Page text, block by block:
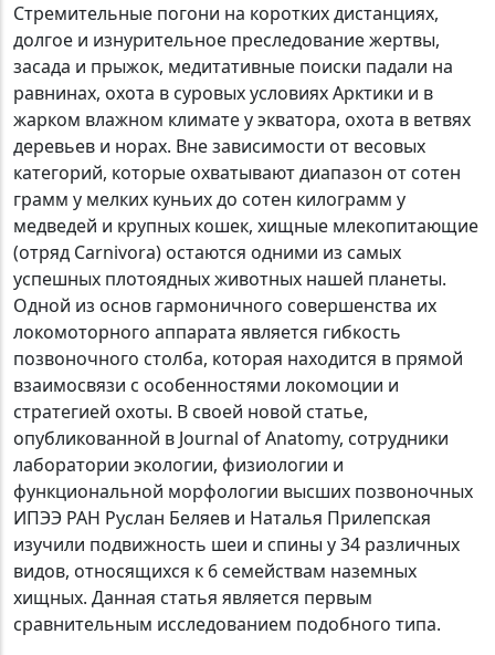
Стремительные погони на коротких дистанциях,
долгое и изнурительное преследование жертвы,
засада и прыжок, медитативные поиски падали на
равнинах, охота в суровых условиях Арктики и в
жарком влажном климате у экватора, охота в ветвях
деревьев и норах. Вне зависимости от весовых
категорий, которые охватывают диапазон от сотен
грамм у мелких куньих до сотен килограмм у
медведей и крупных кошек, хищные млекопитающие
(отряд Carnivora) остаются одними из самых
успешных плотоядных животных нашей планеты.
Одной из основ гармоничного совершенства их
локомоторного аппарата является гибкость
позвоночного столба, которая находится в прямой
взаимосвязи с особенностями локомоции и
стратегией охоты. В своей новой статье,
опубликованной в Journal of Anatomy, сотрудники
лаборатории экологии, физиологии и
функциональной морфологии высших позвоночных
ИПЭЭ РАН Руслан Беляев и Наталья Прилепская
изучили подвижность шеи и спины у 34 различных
видов, относящихся к 6 семействам наземных
хищных. Данная статья является первым
сравнительным исследованием подобного типа.